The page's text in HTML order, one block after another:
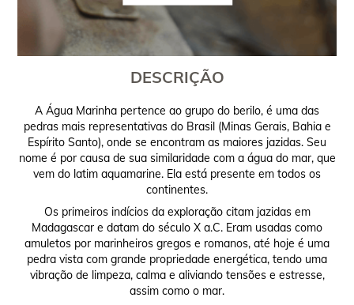
DESCRIÇÃO
A Água Marinha pertence ao grupo do berilo, é uma das
pedras mais representativas do Brasil (Minas Gerais, Bahia e
Espírito Santo), onde se encontram as maiores jazidas. Seu
nome é por causa de sua similaridade com a água do mar, que
vem do latim aquamarine. Ela está presente em todos os
continentes.
Os primeiros indícios da exploração citam jazidas em
Madagascar e datam do século X a.C. Eram usadas como
amuletos por marinheiros gregos e romanos, até hoje é uma
pedra vista com grande propriedade energética, tendo uma
vibração de limpeza, calma e aliviando tensões e estresse,
assim como o mar.